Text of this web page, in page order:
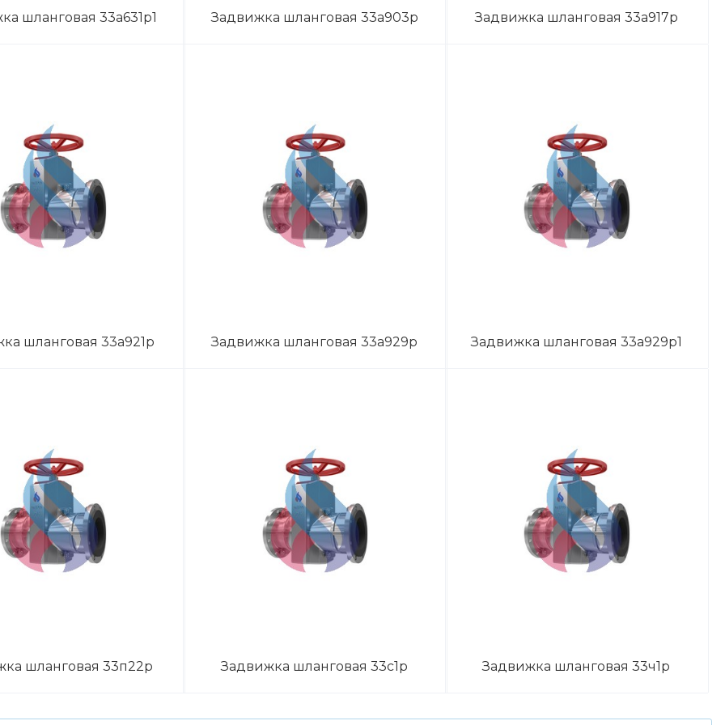
шланговая 33а631р1 Задвижка шланговая 33а903р Задвижка шланговая 33а917р
шланговая 33а921р Задвижка шланговая 33а929р Задвижка шланговая 33а929р1
шланговая 33п22р Задвижка шланговая 33с1р Задвижка шланговая 33ч1р